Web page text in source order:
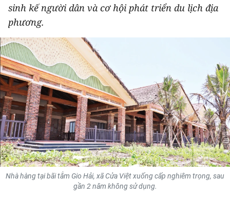
THẾ GIỚI
THỂ THAO
GIÁO DỤC
Y TẾ
KHOA HỌC - CÔNG NGHỆ
MÔI TRƯỜNG
BẠN ĐỌC
KIỂM CHỨNG THÔNG TIN
sinh kế người dân và cơ hội phát triển du lịch địa
phương.
Nhà hàng tại bãi tắm Gio Hải, xã Cửa Việt xuống cấp nghiêm trọng, sau
gần 2 năm không sử dụng.